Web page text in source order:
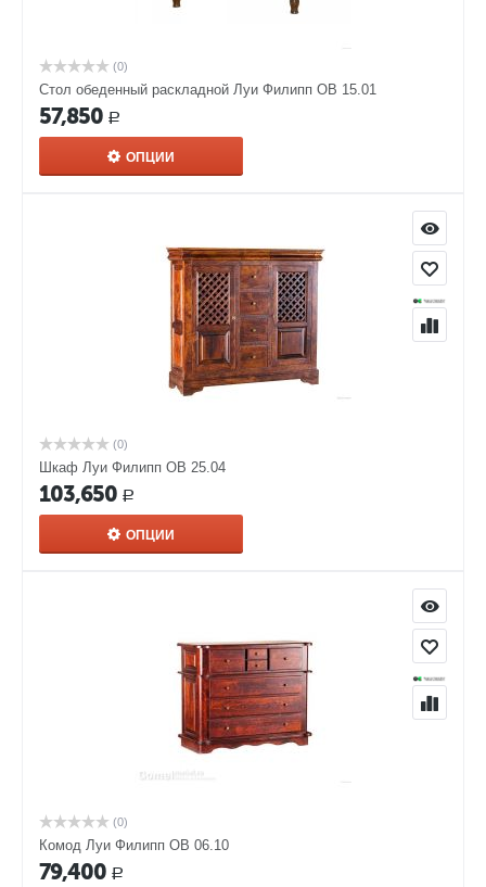
(0)
Стол обеденный раскладной Луи Филипп ОВ 15.01
57,850 Р
ОПЦИИ
(0)
Шкаф Луи Филипп ОВ 25.04
103,650 Р
ОПЦИИ
(0)
Комод Луи Филипп ОВ 06.10
79,400 Р